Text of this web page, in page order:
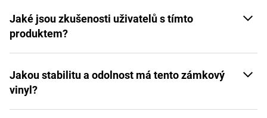
Jaké jsou zkušenosti uživatelů s tímto
produktem?
Jakou stabilitu a odolnost má tento zámkový
vinyl?